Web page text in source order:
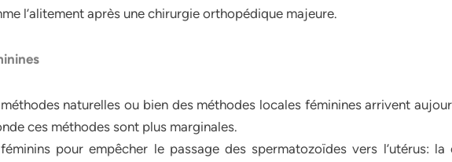
l’alitement après une chirurgie orthopédique majeure.
naturelles ou bien des méthodes locales féminines arrivent
ces méthodes sont plus marginales.
pour empêcher le passage des spermatozoïdes vers l’utérus: la